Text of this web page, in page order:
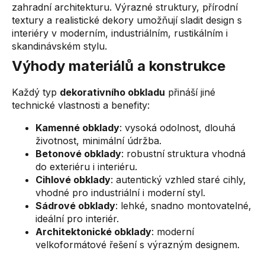
u
zahradní architekturu. Výrazné struktury, přírodní
textury a realistické dekory umožňují sladit design s
interiéry v moderním, industriálním, rustikálním i
skandinávském stylu.
Výhody materiálů a konstrukce
Každý typ dekorativního obkladu přináší jiné
technické vlastnosti a benefity:
Kamenné obklady: vysoká odolnost, dlouhá
životnost, minimální údržba.
Betonové obklady: robustní struktura vhodná
do exteriéru i interiéru.
Cihlové obklady: autentický vzhled staré cihly,
vhodné pro industriální i moderní styl.
Sádrové obklady: lehké, snadno montovatelné,
ideální pro interiér.
Architektonické obklady: moderní
velkoformátové řešení s výrazným designem.